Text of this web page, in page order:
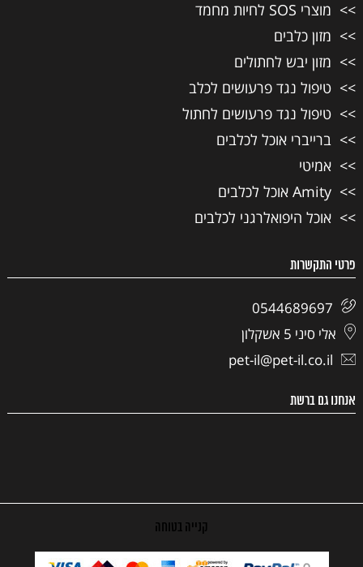
מוצרי SOS לחיות מחמד
מזון כלבים
מזון יבש לחתולים
טיפול נגד פרעושים לכלב
טיפול נגד פרעושים לחתול
ברייברי אוכל לכלבים
אמיטי
Amity אוכל לכלבים
אוכל היפואלרגני לכלבים
פרטי התקשרות
0544689697
אלי סיני 5 אשקלון
pet-il@pet-il.co.il
אנחנו גם ברשת
קנייה בטוחה